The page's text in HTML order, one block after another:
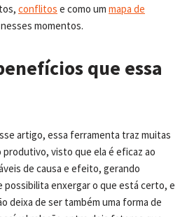
conflitos e como um mapa de
momentos.
que essa
artigo, essa ferramenta traz muitas
visto que ela é eficaz ao
de causa e efeito, gerando
enxergar o que está certo, e
deixa de ser também uma forma de